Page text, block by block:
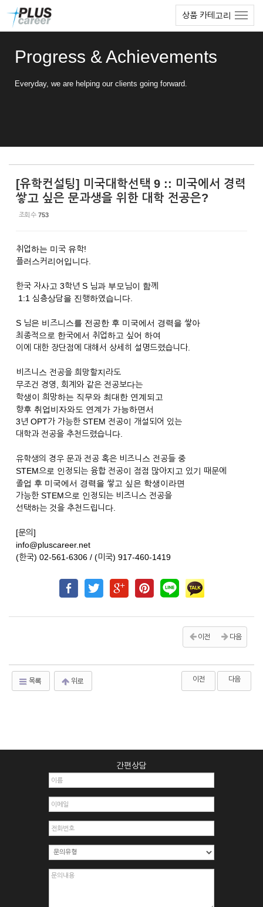
상품 카테고리
Progress & Achievements
Everyday, we are helping our clients going forward.
[유학컨설팅] 미국대학선택 9 :: 미국에서 경력
쌓고 싶은 문과생을 위한 대학 전공은?
조회 수 753
취업하는 미국 유학!
플러스커리어입니다.
한국 자사고 3학년 S 님과 부모님이 함께
1:1 심층상담을 진행하였습니다.
S 님은 비즈니스를 전공한 후 미국에서 경력을 쌓아
최종적으로 한국에서 취업하고 싶어 하여
이에 대한 장단점에 대해서 상세히 설명드렸습니다.
비즈니스 전공을 희망할지라도
무조건 경영, 회계와 같은 전공보다는
학생이 희망하는 직무와 최대한 연계되고
향후 취업비자와도 연계가 가능하면서
3년 OPT가 가능한 STEM 전공이 개설되어 있는
대학과 전공을 추천드렸습니다.
유학생의 경우 문과 전공 혹은 비즈니스 전공들 중
STEM으로 인정되는 융합 전공이 점점 많아지고 있기 때문에
졸업 후 미국에서 경력을 쌓고 싶은 학생이라면
가능한 STEM으로 인정되는 비즈니스 전공을
선택하는 것을 추천드립니다.
[문의]
info@pluscareer.net
(한국) 02-561-6306 / (미국) 917-460-1419
이전 다음
목록 위로 이전 다음
간편상담